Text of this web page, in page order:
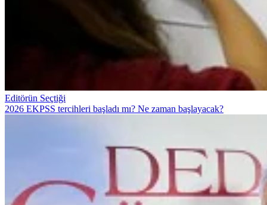
Editörün Seçtiği
2026 EKPSS tercihleri başladı mı? Ne zaman başlayacak?